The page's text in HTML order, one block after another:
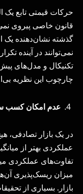
حرکات قیمتی تابع یک
قانون خاصی پیروی
گذشته نشان‌دهنده یک
نمی‌توانند در آینده
تکنیکال و مدل‌های
چارچوب این نظریه
عدم امکان کسب
در یک بازار تصادفی،
عملکردی بهتر از
تفاوت‌های عملکردی
میزان ریسک‌پذیری
بازار. بسیاری از